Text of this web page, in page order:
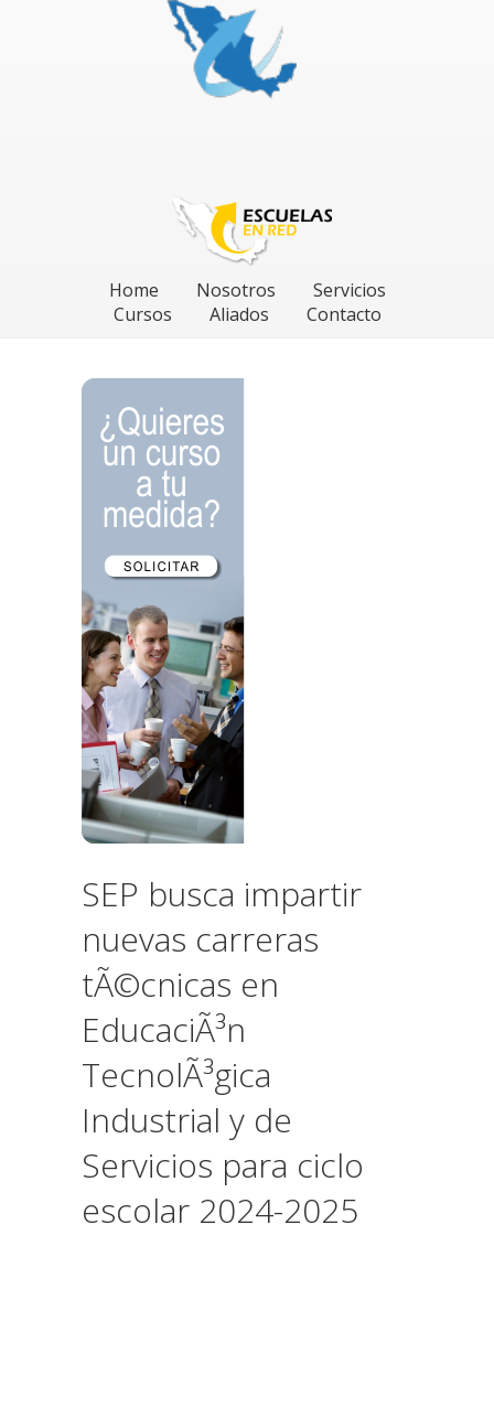
Home Nosotros
Servicios
Cursos
Aliados Contacto
SEP busca impartir
nuevas carreras
tÃ©cnicas en
EducaciÃ³n
TecnolÃ³gica
Industrial y de
Servicios para ciclo
escolar 2024-2025